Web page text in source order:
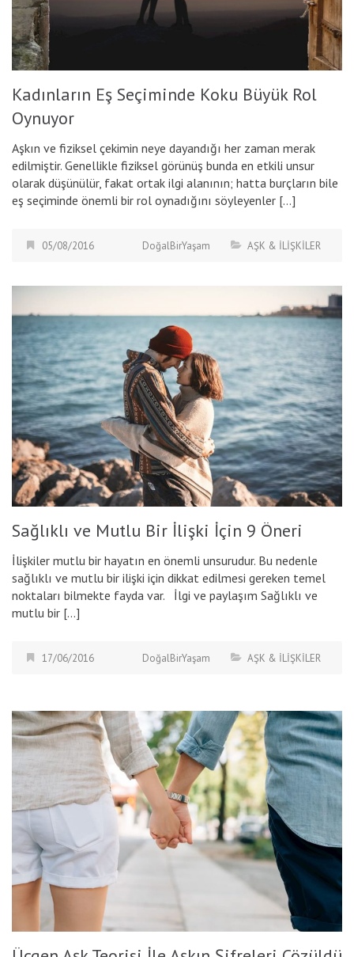
Kadınların Eş Seçiminde Koku Büyük Rol
Oynuyor
Aşkın ve fiziksel çekimin neye dayandığı her zaman merak
edilmiştir. Genellikle fiziksel görünüş bunda en etkili unsur
olarak düşünülür, fakat ortak ilgi alanının; hatta burçların bile
eş seçiminde önemli bir rol oynadığını söyleyenler […]
05/08/2016 DoğalBirYaşam AŞK & İLİŞKİLER
Sağlıklı ve Mutlu Bir İlişki İçin 9 Öneri
İlişkiler mutlu bir hayatın en önemli unsurudur. Bu nedenle
sağlıklı ve mutlu bir ilişki için dikkat edilmesi gereken temel
noktaları bilmekte fayda var. İlgi ve paylaşım Sağlıklı ve
mutlu bir […]
17/06/2016 DoğalBirYaşam AŞK & İLİŞKİLER